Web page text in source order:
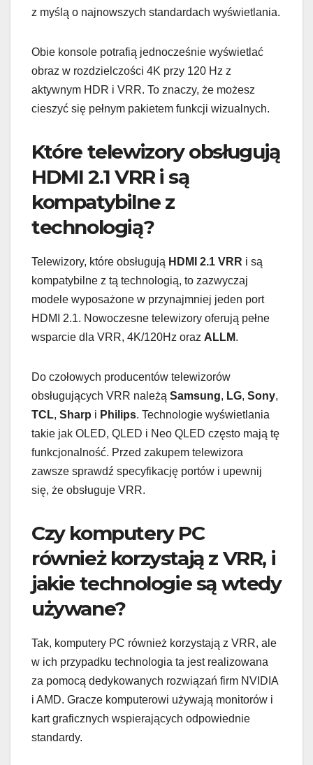
z myślą o najnowszych standardach wyświetlania.
Obie konsole potrafią jednocześnie wyświetlać
obraz w rozdzielczości 4K przy 120 Hz z
aktywnym HDR i VRR. To znaczy, że możesz
cieszyć się pełnym pakietem funkcji wizualnych.
Które telewizory obsługują
HDMI 2.1 VRR i są
kompatybilne z
technologią?
Telewizory, które obsługują HDMI 2.1 VRR i są
kompatybilne z tą technologią, to zazwyczaj
modele wyposażone w przynajmniej jeden port
HDMI 2.1. Nowoczesne telewizory oferują pełne
wsparcie dla VRR, 4K/120Hz oraz ALLM.
Do czołowych producentów telewizorów
obsługujących VRR należą Samsung, LG, Sony,
TCL, Sharp i Philips. Technologie wyświetlania
takie jak OLED, QLED i Neo QLED często mają tę
funkcjonalność. Przed zakupem telewizora
zawsze sprawdź specyfikację portów i upewnij
się, że obsługuje VRR.
Czy komputery PC
również korzystają z VRR, i
jakie technologie są wtedy
używane?
Tak, komputery PC również korzystają z VRR, ale
w ich przypadku technologia ta jest realizowana
za pomocą dedykowanych rozwiązań firm NVIDIA
i AMD. Gracze komputerowi używają monitorów i
kart graficznych wspierających odpowiednie
standardy.